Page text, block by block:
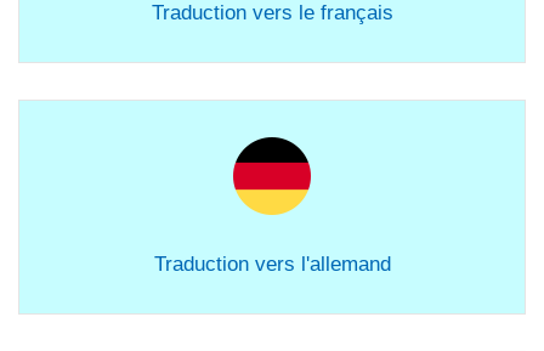
Traduction vers le français
Traduction vers l'allemand